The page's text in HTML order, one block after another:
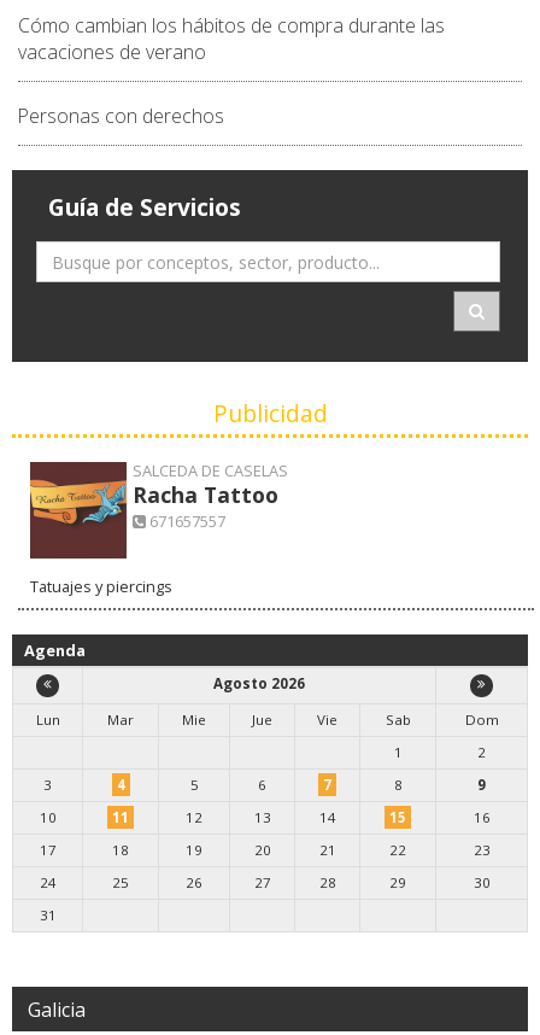
Cómo cambian los hábitos de compra durante las
vacaciones de verano
Personas con derechos
Guía de Servicios
Publicidad
SALCEDA DE CASELAS
Racha Tattoo
671657557
Tatuajes y piercings
Agenda
Agosto 2026
Lun
Mar Mie Jue Vie Sab
Dom
1
2
3
4 5 6 7 8
9
10
11 12 13 14 15
16
17
18 19 20 21 22
23
24
25 26 27 28 29
30
31
Galicia